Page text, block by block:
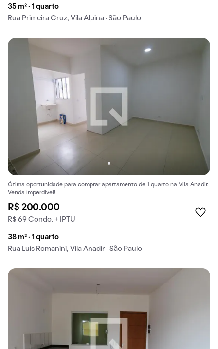
35 m² · 1 quarto
Rua Primeira Cruz, Vila Alpina · São Paulo
Ótima oportunidade para comprar apartamento de 1 quarto na Vila Anadir.
Venda imperdível!
R$ 200.000
R$ 69 Condo. + IPTU
38 m² · 1 quarto
Rua Luís Romanini, Vila Anadir · São Paulo